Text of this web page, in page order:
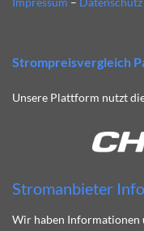
Strompreisvergleich
Unsere Plattform nutzt
Stromanbieter
Wir haben